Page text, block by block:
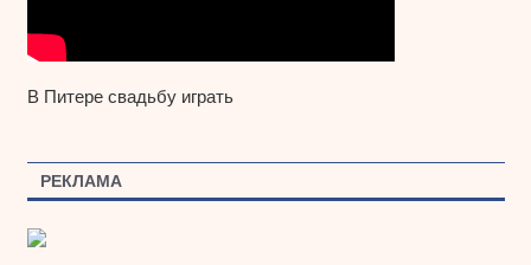
В Питере свадьбу играть
РЕКЛАМА